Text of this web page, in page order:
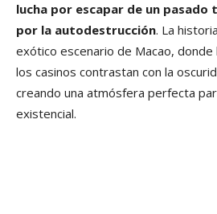
lucha por escapar de un
por la autodestrucción. La
exótico escenario de Macao, donde
los casinos contrastan con la
creando una atmósfera perfecta
existencial.